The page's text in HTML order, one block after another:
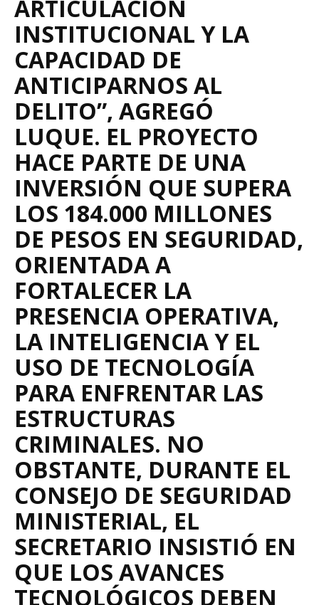
ARTICULACIÓN
INSTITUCIONAL Y LA
CAPACIDAD DE
ANTICIPARNOS AL
DELITO”, AGREGÓ
LUQUE. EL PROYECTO
HACE PARTE DE UNA
INVERSIÓN QUE SUPERA
LOS 184.000 MILLONES
DE PESOS EN SEGURIDAD,
ORIENTADA A
FORTALECER LA
PRESENCIA OPERATIVA,
LA INTELIGENCIA Y EL
USO DE TECNOLOGÍA
PARA ENFRENTAR LAS
ESTRUCTURAS
CRIMINALES. NO
OBSTANTE, DURANTE EL
CONSEJO DE SEGURIDAD
MINISTERIAL, EL
SECRETARIO INSISTIÓ EN
QUE LOS AVANCES
TECNOLÓGICOS DEBEN